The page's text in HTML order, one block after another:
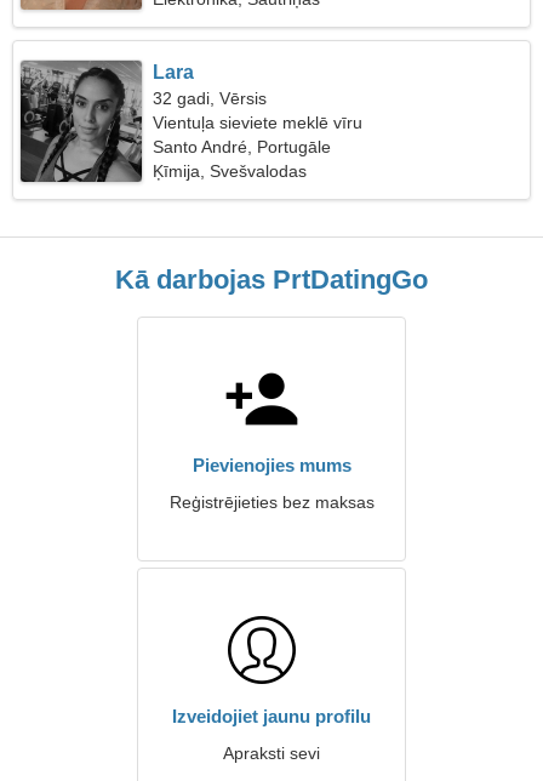
Lara
32 gadi, Vērsis
Vientuļa sieviete meklē vīru
Santo André, Portugāle
Ķīmija, Svešvalodas
Kā darbojas PrtDatingGo
Pievienojies mums
Reģistrējieties bez maksas
Izveidojiet jaunu profilu
Apraksti sevi